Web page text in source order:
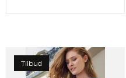
Tilbud